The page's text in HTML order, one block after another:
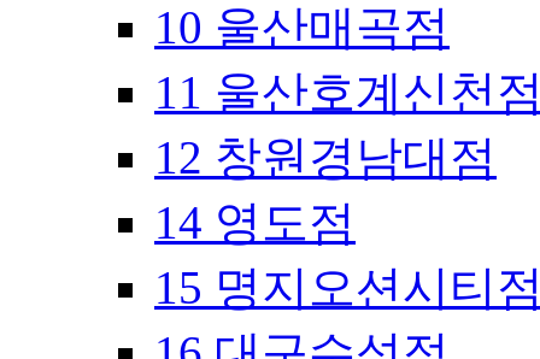
10 울산매곡점
11 울산호계신천
12 창원경남대점
14 영도점
15 명지오션시티